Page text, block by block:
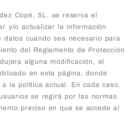
Copé, SL. se reserva el
y/o actualizar la información
datos cuando sea necesario para
del Reglamento de Protección
alguna modificación, el
en esta página, donde
la política actual. En cada caso,
se regirá por las normas
preciso en que se accede al